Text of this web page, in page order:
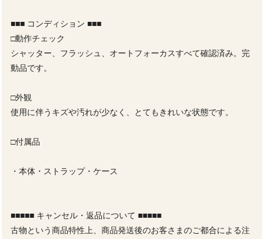
■■■ コンディション ■■■
□動作チェック
シャッター、フラッシュ、オートフォーカスすべて確認済み。完
動品です。
□外観
使用に伴うキズや汚れが少なく、とてもきれいな状態です。
□付属品
・本体・ストラップ・ケース
■■■■■ キャンセル・返品について ■■■■■
古物という商品特性上、商品発送後のお客さまのご都合による注